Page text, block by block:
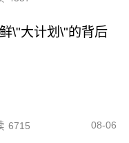
\"大计划\"的背后
6715 08-06